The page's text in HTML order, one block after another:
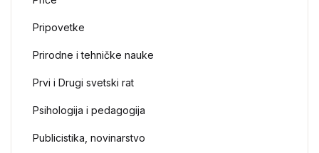
Pripovetke
Prirodne i tehničke nauke
Prvi i Drugi svetski rat
Psihologija i pedagogija
Publicistika, novinarstvo